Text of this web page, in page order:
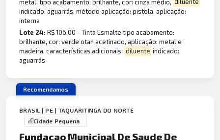
metal, tipo acabamento: brilhante, cor: cinza médio, diluente
indicado: aguarrás, método aplicação: pistola, aplicação:
interna
Lote 24:R$ 106,00 - Tinta Esmalte tipo acabamento:
brilhante, cor: verde otan acetinado, aplicação: metal e
madeira, características adicionais: diluente indicado:
aguarrás
Recomendamos
BRASIL | PE | TAQUARITINGA DO NORTE
Cidade Pequena
Fundacao Municipal De Saude De